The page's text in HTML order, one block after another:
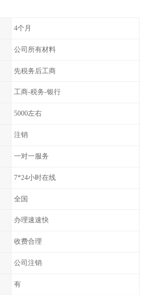
4个月
公司所有材料
先税务后工商
工商-税务-银行
5000左右
注销
一对一服务
7*24小时在线
全国
办理速速快
收费合理
公司注销
有